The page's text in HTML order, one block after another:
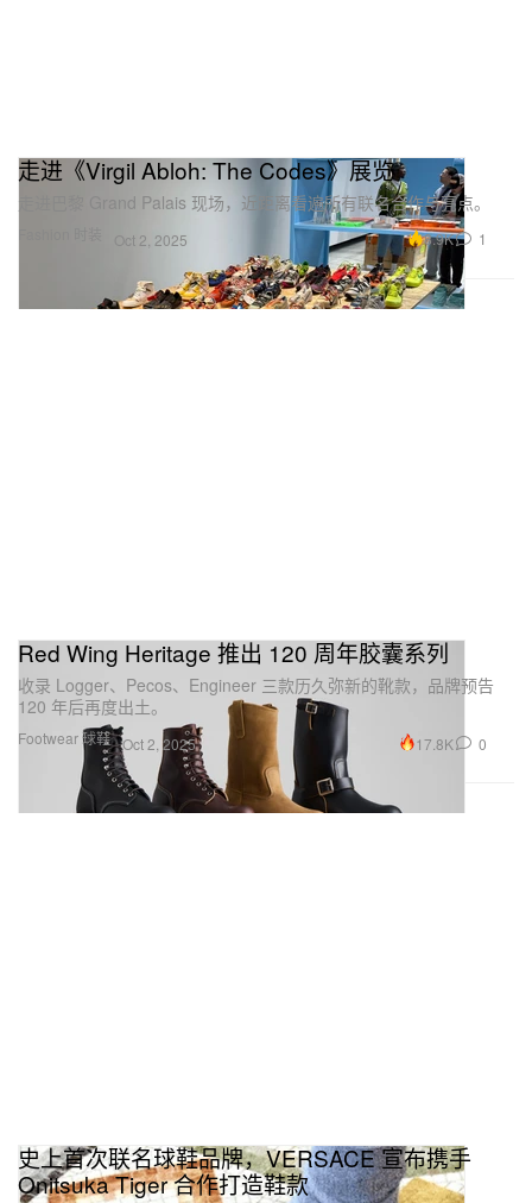
走进《Virgil Abloh: The Codes》展览
走进巴黎 Grand Palais 现场，近距离看遍所有联名合作与亮点。
Oct 2, 2025 8.9K 1
Footwear 球鞋
Red Wing Heritage 推出 120 周年胶囊系列
收录 Logger、Pecos、Engineer 三款历久弥新的靴款，品牌预告
120 年后再度出土。
Oct 2, 2025 17.8K 0
史上首次联名球鞋品牌，VERSACE 宣布携手
Onitsuka Tiger 合作打造鞋款